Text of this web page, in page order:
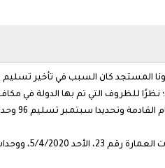
المستجد كان السبب في تأخير
للظروف التي تم بها الدولة في